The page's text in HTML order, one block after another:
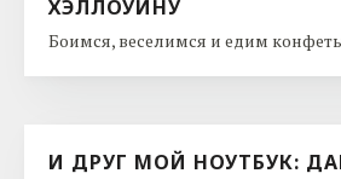
ХЭЛЛОУИНУ
Боимся, веселимся и едим
И ДРУГ МОЙ НОУТБУК: